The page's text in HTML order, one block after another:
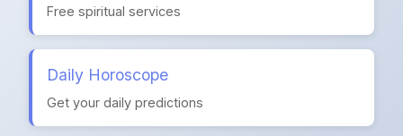
Free spiritual services
Daily Horoscope
Get your daily predictions